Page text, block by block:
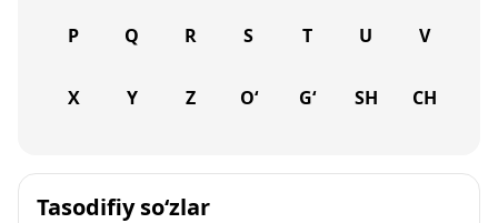
P Q R S T U V
X Y Z O‘ G‘ SH CH
Tasodifiy so‘zlar